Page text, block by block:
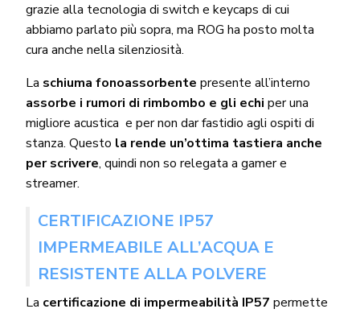
grazie alla tecnologia di switch e keycaps di cui
abbiamo parlato più sopra, ma ROG ha posto molta
cura anche nella silenziosità.
La schiuma fonoassorbente presente all’interno
assorbe i rumori di rimbombo e gli echi per una
migliore acustica e per non dar fastidio agli ospiti di
stanza. Questo la rende un’ottima tastiera anche
per scrivere, quindi non so relegata a gamer e
streamer.
CERTIFICAZIONE IP57
IMPERMEABILE ALL’ACQUA E
RESISTENTE ALLA POLVERE
La certificazione di impermeabilità IP57 permette